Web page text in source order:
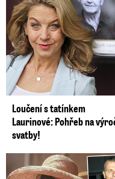
Loučení s tatínkem
Laurinové: Pohřeb na
svatby!
Tohle tělo nahradilo